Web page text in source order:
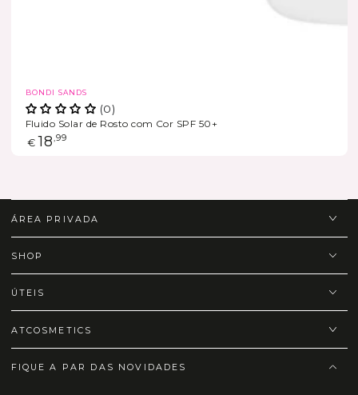
Marca
BONDI SANDS
(0)
Fluido Solar de Rosto com Cor SPF 50+
Preço
€ 18,99
ÁREA PRIVADA
SHOP
ÚTEIS
ATCOSMETICS
FIQUE A PAR DAS NOVIDADES